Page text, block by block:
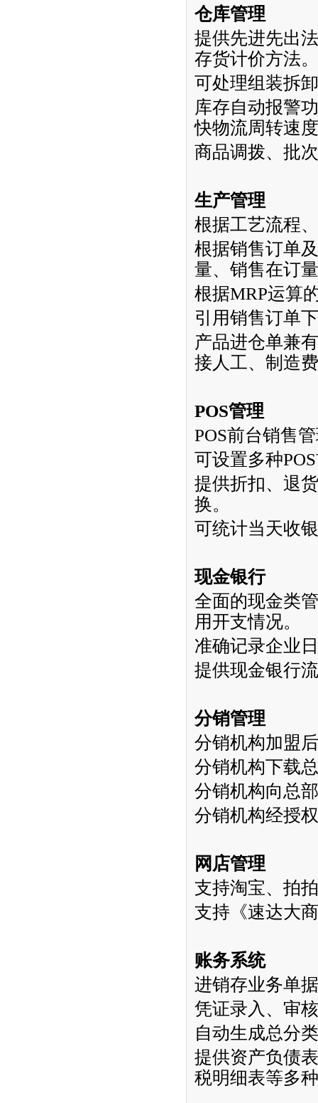
仓库管理
提供先进先出
存货计价方法。
可处理组装拆
库存自动报警
快物流周转速
商品调拨、批
生产管理
根据工艺流程
根据销售订单
量、销售在订
根据MRP运算
引用销售订单
产品进仓单兼
接人工、制造
POS管理
POS前台销售
可设置多种POS
提供折扣、退
换。
可统计当天收
现金银行
全面的现金类
用开支情况。
准确记录企业
提供现金银行
分销管理
分销机构加盟
分销机构下载
分销机构向总
分销机构经授
网店管理
支持淘宝、拍
支持《速达大
账务系统
进销存业务单
凭证录入、审
自动生成总分
提供资产负债
税明细表等多